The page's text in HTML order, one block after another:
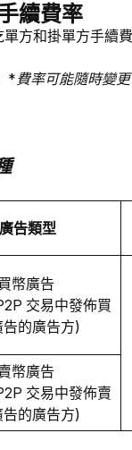
續費率
方和掛單方手續
*費率可能隨時變更
廣告類型
幣廣告
交易中發佈買
告的廣告方)
幣廣告
交易中發佈賣
告的廣告方)